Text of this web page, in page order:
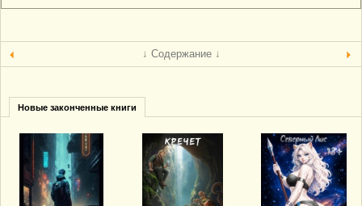
↓ Содержание ↓
Новые законченные книги